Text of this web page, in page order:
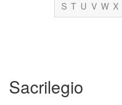
S T U V W X
Sacrilegio